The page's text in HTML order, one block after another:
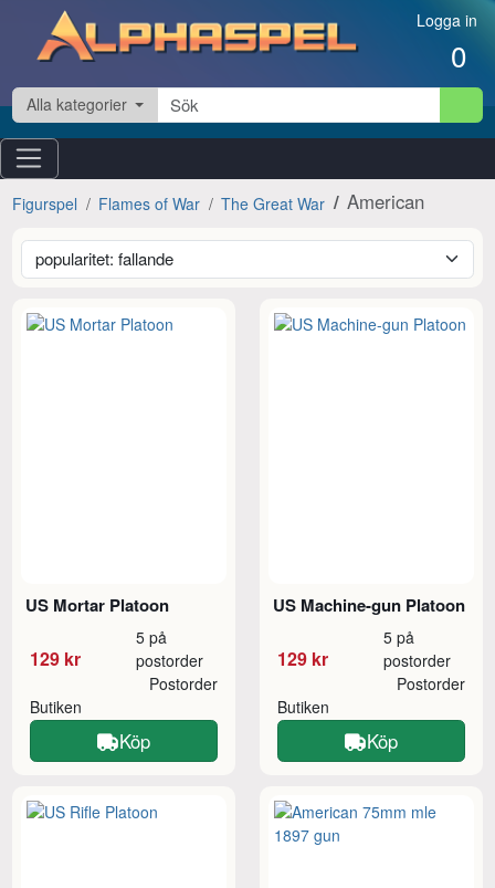
Hoppa till innehåll Logga in
0
Alla kategorier
Figurspel Flames of War The Great War American
US Mortar Platoon
129 kr
5 på
postorder
Butiken
Postorder
Köp
US Machine-gun Platoon
129 kr
5 på
postorder
Butiken
Postorder
Köp